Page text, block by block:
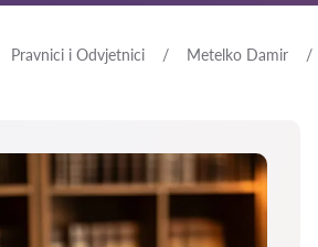
Pravnici i Odvjetnici Metelko Damir